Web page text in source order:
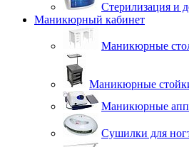
Стерилизация и
Маникюрный кабинет
Маникюрные
Маникюрные
Маникюрные
Сушилки для